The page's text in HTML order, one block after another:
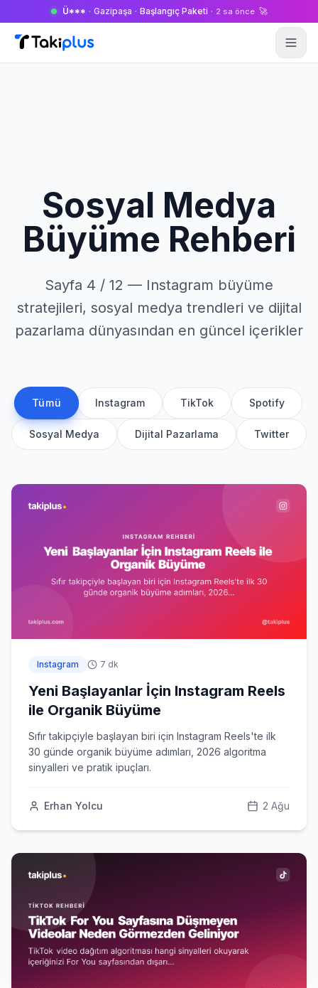
Ü*** · Gazipaşa · Başlangıç Paketi · 2 sa önce 🚀
Anasayfa
Sosyal Medya
Büyüme Rehberi
Sayfa 4 / 12 — Instagram büyüme
stratejileri, sosyal medya trendleri ve dijital
pazarlama dünyasından en güncel içerikler
Tümü Instagram TikTok Spotify
Sosyal Medya Dijital Pazarlama Twitter
Instagram 7 dk
Yeni Başlayanlar İçin Instagram Reels
ile Organik Büyüme
Sıfır takipçiyle başlayan biri için Instagram Reels'te ilk
30 günde organik büyüme adımları, 2026 algoritma
sinyalleri ve pratik ipuçları.
Erhan Yolcu 2 Ağu
Hizmetleriniz güvenli mi?
Şifremi vermem gerekiyor mu?
Düşüş olursa telafi var mı?